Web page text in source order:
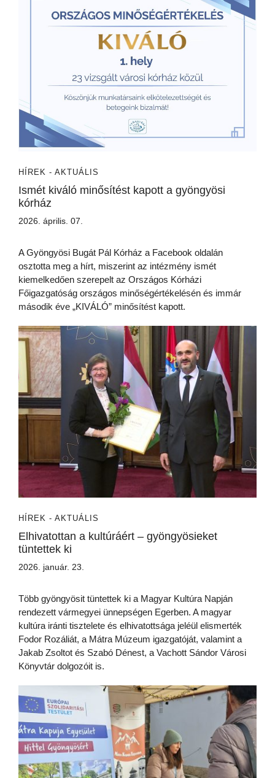
HÍREK - AKTUÁLIS
Ismét kiváló minősítést kapott a gyöngyösi
kórház
2026. április. 07.
A Gyöngyösi Bugát Pál Kórház a Facebook oldalán
osztotta meg a hírt, miszerint az intézmény ismét
kiemelkedően szerepelt az Országos Kórházi
Főigazgatóság országos minőségértékelésén és immár
második éve „KIVÁLÓ” minősítést kapott.
HÍREK - AKTUÁLIS
Elhivatottan a kultúráért – gyöngyösieket
tüntettek ki
2026. január. 23.
Több gyöngyösit tüntettek ki a Magyar Kultúra Napján
rendezett vármegyei ünnepségen Egerben. A magyar
kultúra iránti tisztelete és elhivatottsága jeléül elismerték
Fodor Rozáliát, a Mátra Múzeum igazgatóját, valamint a
Jakab Zsoltot és Szabó Dénest, a Vachott Sándor Városi
Könyvtár dolgozóit is.